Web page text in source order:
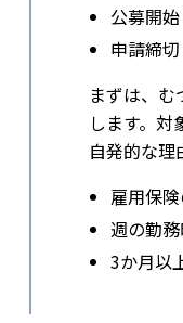
公募開始
申請締切
まずは、
します。
自発的な理
雇用保
週の勤
3か月以